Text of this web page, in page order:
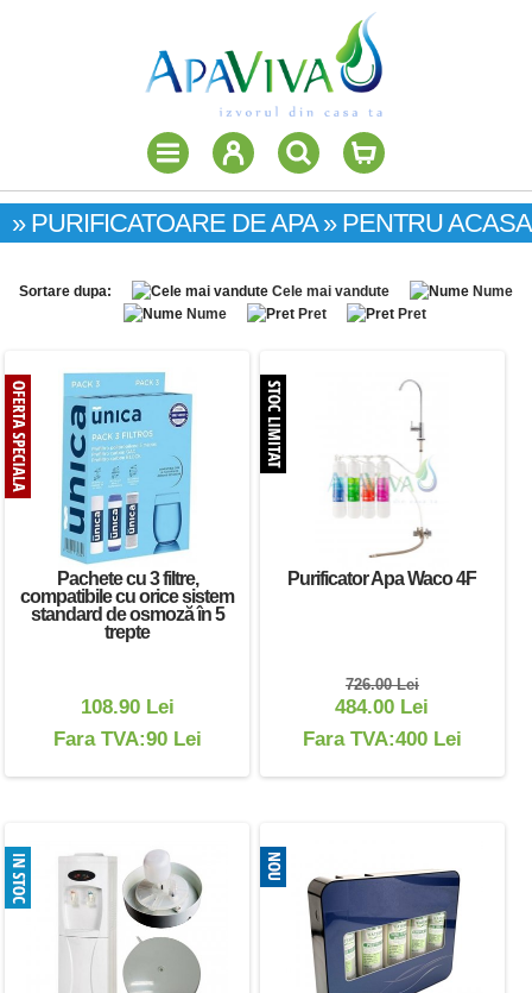
» PURIFICATOARE DE APA » PENTRU ACASA
Sortare dupa: Cele mai vandute
Nume
Nume
Pret Pret
Pachete cu 3 filtre,
compatibile cu orice sistem
standard de osmoză în 5
trepte
108.90 Lei
Fara TVA:90 Lei
Purificator Apa Waco 4F
726.00 Lei
484.00 Lei
Fara TVA:400 Lei